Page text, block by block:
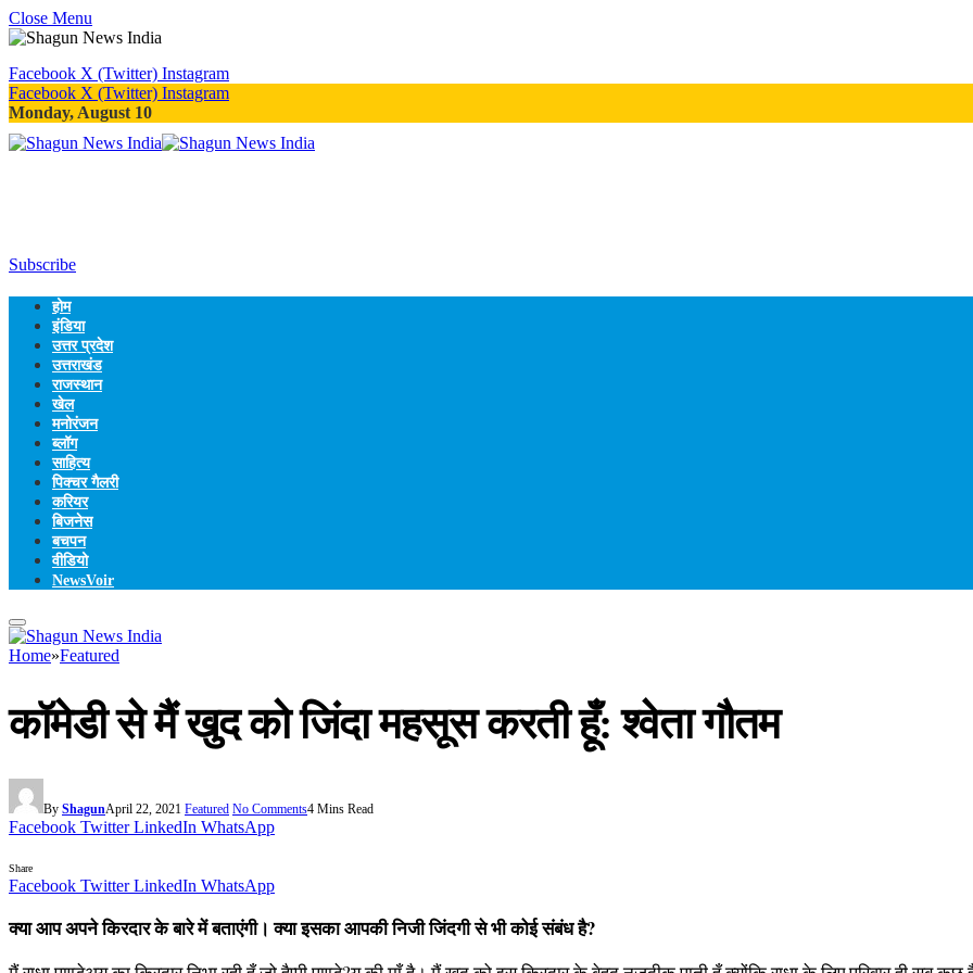
Close Menu
Facebook X (Twitter) Instagram
Facebook X (Twitter) Instagram
Monday, August 10
Subscribe
होम
इंडिया
उत्तर प्रदेश
उत्तराखंड
राजस्थान
खेल
मनोरंजन
ब्लॉग
साहित्य
पिक्चर गैलरी
करियर
बिजनेस
बचपन
वीडियो
NewsVoir
Home»Featured
कॉमेडी से मैं खुद को जिंदा महसूस करती हूँ: श्‍वेता गौतम
By ShagunApril 22, 2021 Featured No Comments4 Mins Read
Facebook Twitter LinkedIn WhatsApp
Share
Facebook Twitter LinkedIn WhatsApp
क्या आप अपने किरदार के बारे में बताएंगी। क्या इसका आपकी निजी जिंदगी से भी कोई संबंध है?